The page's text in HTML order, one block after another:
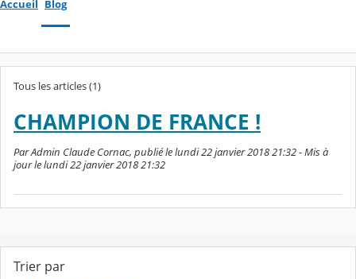
Accueil Blog
Tous les articles (1)
CHAMPION DE FRANCE !
Par Admin Claude Cornac, publié le lundi 22 janvier 2018 21:32 - Mis à
jour le lundi 22 janvier 2018 21:32
Trier par